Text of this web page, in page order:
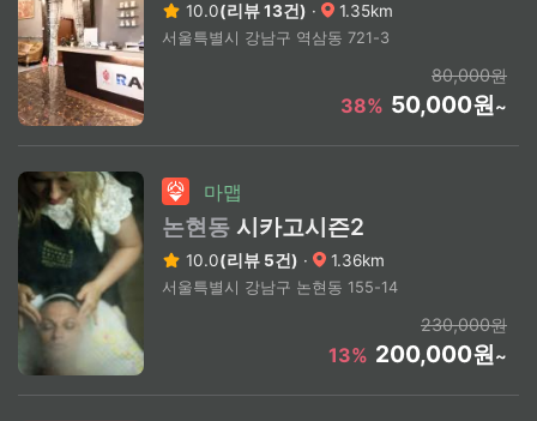
10.0(리뷰 13건) · 1.35km
서울특별시 강남구 역삼동 721-3
80,000원
38% 50,000원~
마맵
논현동 시카고시즌2
10.0(리뷰 5건) · 1.36km
서울특별시 강남구 논현동 155-14
230,000원
13% 200,000원~